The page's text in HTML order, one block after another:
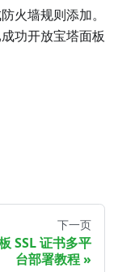
火墙规则添加。
功开放宝塔面板
下一页
SSL 证书多平
台部署教程